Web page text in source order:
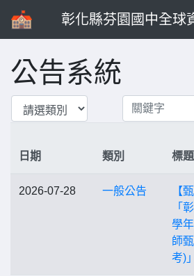
彰化縣芬園國中全球
公告系統
日期 類別 標題
2026-07-28 一般公告
【
「
學
師
考)